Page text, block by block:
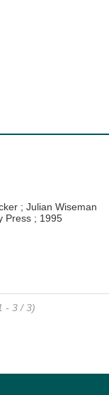
; Julian Wiseman
Press ; 1995
- 3 / 3)